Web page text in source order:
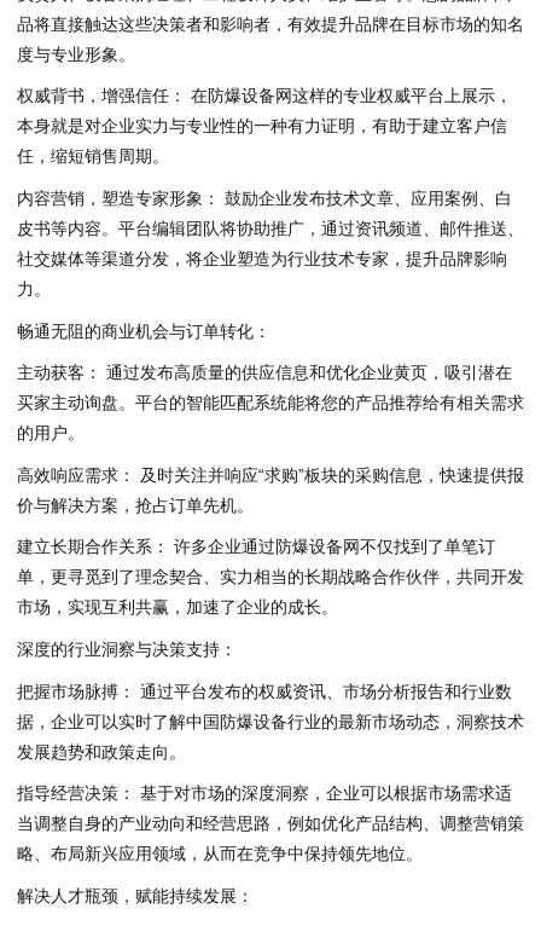
品将直接触达这些决策者和影响者，有效提升品牌在目标市场的知名
度与专业形象。
权威背书，增强信任： 在防爆设备网这样的专业权威平台上展示，
本身就是对企业实力与专业性的一种有力证明，有助于建立客户信
任，缩短销售周期。
内容营销，塑造专家形象： 鼓励企业发布技术文章、应用案例、白
皮书等内容。平台编辑团队将协助推广，通过资讯频道、邮件推送、
社交媒体等渠道分发，将企业塑造为行业技术专家，提升品牌影响
力。
畅通无阻的商业机会与订单转化：
主动获客： 通过发布高质量的供应信息和优化企业黄页，吸引潜在
买家主动询盘。平台的智能匹配系统能将您的产品推荐给有相关需求
的用户。
高效响应需求： 及时关注并响应“求购”板块的采购信息，快速提供报
价与解决方案，抢占订单先机。
建立长期合作关系： 许多企业通过防爆设备网不仅找到了单笔订
单，更寻觅到了理念契合、实力相当的长期战略合作伙伴，共同开发
市场，实现互利共赢，加速了企业的成长。
深度的行业洞察与决策支持：
把握市场脉搏： 通过平台发布的权威资讯、市场分析报告和行业数
据，企业可以实时了解中国防爆设备行业的最新市场动态，洞察技术
发展趋势和政策走向。
指导经营决策： 基于对市场的深度洞察，企业可以根据市场需求适
当调整自身的产业动向和经营思路，例如优化产品结构、调整营销策
略、布局新兴应用领域，从而在竞争中保持领先地位。
解决人才瓶颈，赋能持续发展：